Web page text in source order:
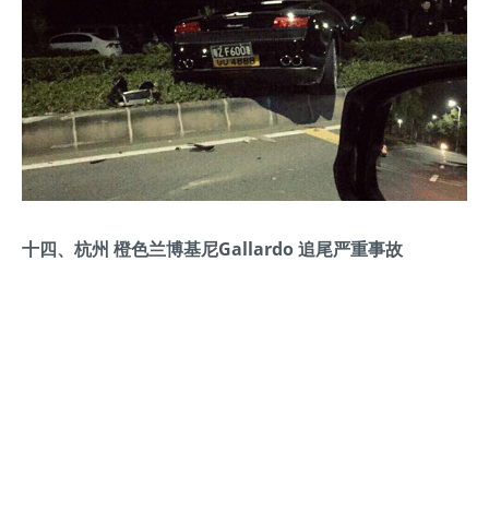
十四、杭州 橙色兰博基尼Gallardo 追尾严重事故